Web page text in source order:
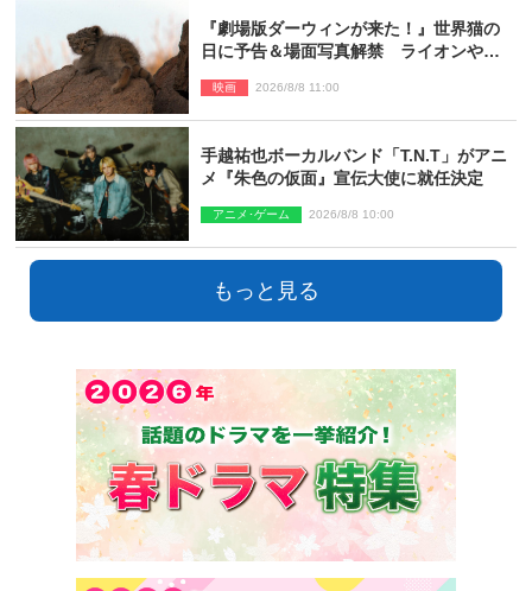
『劇場版ダーウィンが来た！』世界猫の
日に予告＆場面写真解禁 ライオンやマ
映画 2026/8/8 11:00
手越祐也ボーカルバンド「T.N.T」がアニ
メ『朱色の仮面』宣伝大使に就任決定
アニメ･ゲーム 2026/8/8 10:00
もっと見る